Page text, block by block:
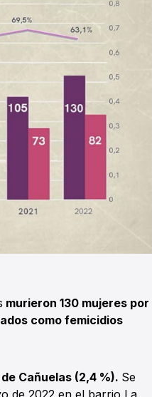
murieron 130 mujeres por
como femicidios
Cañuelas (2,4 %). Se